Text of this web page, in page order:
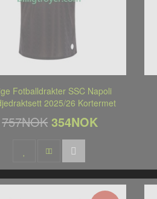
Fotballdrakter SSC Napoli
2025/26 Kortermet
757NOK 354NOK